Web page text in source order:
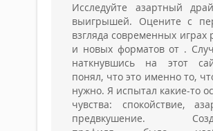
Исследуйте азартный
выигрышей. Оцените с
взгляда современных играх
и новых форматов от .
наткнувшись на этот
понял, что это именно то,
нужно. Я испытал какие-то
чувства: спокойствие,
предвкушение.